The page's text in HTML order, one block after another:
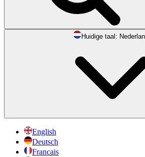
Huidige taal:
English
Deutsch
Francais